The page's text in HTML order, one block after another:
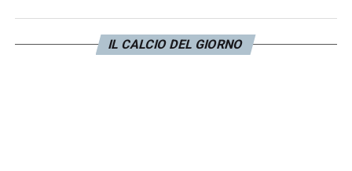
al netto del casoBernardo Silva, sfumato
per la mancata Champions. Stanco dei
IL CALCIO DEL GIORNO